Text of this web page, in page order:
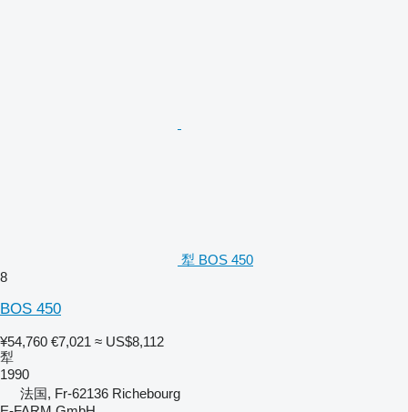
犁 BOS 450
8
BOS 450
¥54,760 €7,021 ≈ US$8,112
犁
1990
法国, Fr-62136 Richebourg